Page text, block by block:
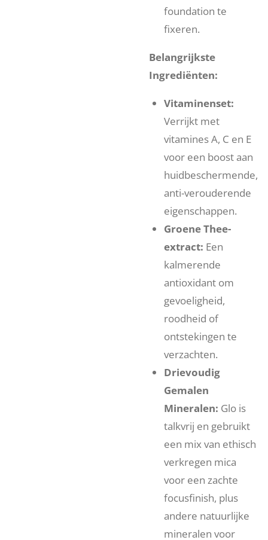
foundation te
fixeren.
Belangrijkste
Ingrediënten:
Vitaminenset:
Verrijkt met
vitamines A, C en E
voor een boost aan
huidbeschermende,
anti-verouderende
eigenschappen.
Groene Thee-
extract: Een
kalmerende
antioxidant om
gevoeligheid,
roodheid of
ontstekingen te
verzachten.
Drievoudig
Gemalen
Mineralen: Glo is
talkvrij en gebruikt
een mix van ethisch
verkregen mica
voor een zachte
focusfinish, plus
andere natuurlijke
mineralen voor